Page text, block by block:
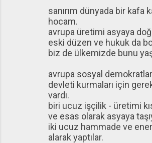
sanırım dünyada bir kafa
hocam.
avrupa üretimi asyaya
eski düzen ve hukuk da
biz de ülkemizde bunu
avrupa sosyal
devleti kurmaları için
vardı.
biri ucuz işçilik - üretimi
ve esas olarak asyaya
iki ucuz hammade ve
alarak yaptılar.